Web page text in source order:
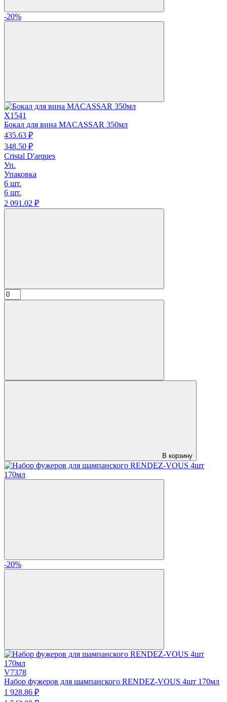
-20%
X1541
Бокал для вина MACASSAR 350мл
435.63 ₽
348.50 ₽
Cristal D'arques
Уп.
Упаковка
6 шт.
6 шт.
2 091.02 ₽
В корзину
-20%
V7378
Набор фужеров для шампанского RENDEZ-VOUS 4шт 170мл
1 928.86 ₽